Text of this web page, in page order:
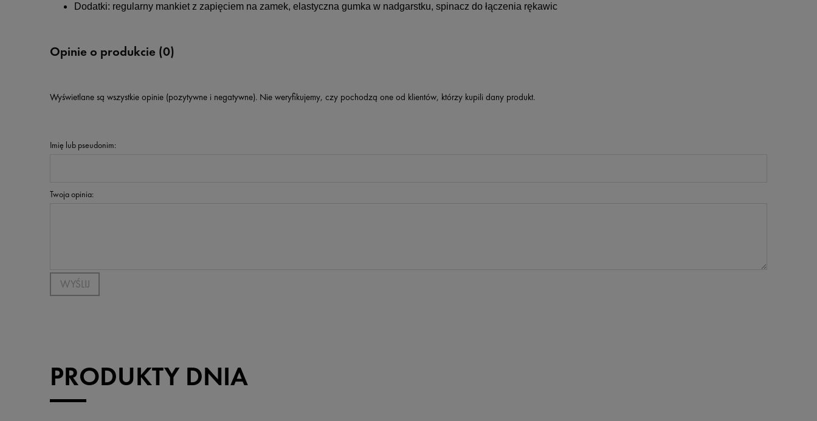
Dodatki: regularny mankiet z zapięciem na zamek, elastyczna gumka w nadgarstku, spinacz do łączenia rękawic
Opinie o produkcie (0)
Wyświetlane są wszystkie opinie (pozytywne i negatywne). Nie weryfikujemy, czy pochodzą one od klientów, którzy kupili dany produkt.
Imię lub pseudonim:
Twoja opinia:
WYŚLIJ
PRODUKTY DNIA